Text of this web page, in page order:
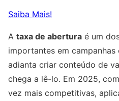
Saiba Mais!
A taxa de abertura é um
importantes em campanhas
adianta criar conteúdo de
chega a lê-lo. Em 2025,
vez mais competitivas,